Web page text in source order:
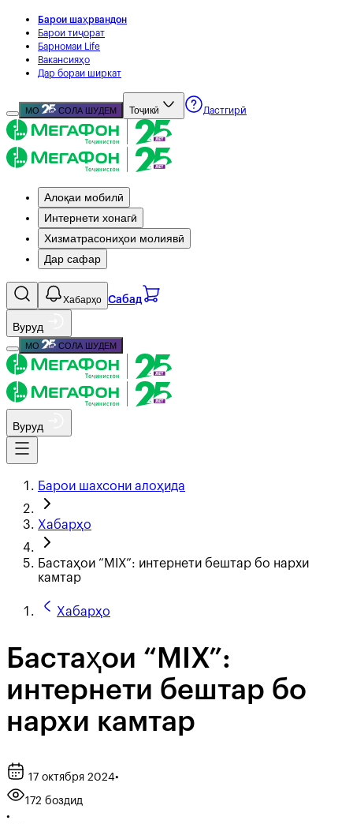
Барои шаҳрвандон
Барои тиҷорат
Барномаи Life
Вакансияҳо
Дар бораи ширкат
МО СОЛА ШУДЕМ Тоҷикӣ Дастгирӣ
Алоқаи мобилӣ
Интернети хонагӣ
Хизматрасониҳои молиявӣ
Дар сафар
Хабарҳо Сабад
Вуруд
МО СОЛА ШУДЕМ
Вуруд
Барои шахсони алоҳида
Хабарҳо
Бастаҳои “MIX”: интернети бештар бо нархи
камтар
Хабарҳо
Бастаҳои “MIX”:
интернети бештар бо
нархи камтар
17 октября 2024•
172 боздид
•